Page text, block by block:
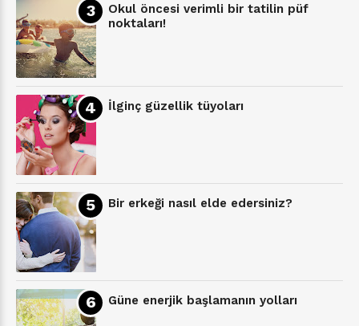
Okul öncesi verimli bir tatilin püf
noktaları!
İlginç güzellik tüyoları
Bir erkeği nasıl elde edersiniz?
Güne enerjik başlamanın yolları